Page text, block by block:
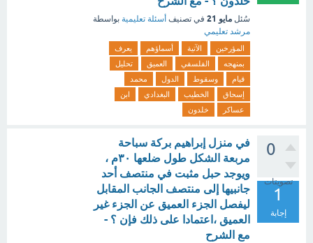
سُئل مايو 21 في تصنيف أسئلة تعليمية بواسطة
مرشد تعليمي
المؤرخين الآتية أسماؤهم
يعرف
بمنهجه
الفلسفي العميق
تحليل
قيام
وسقوط الدول
محمد
إسحاق
الخطيب البغدادي
ابن
عساكر
خلدون
0
تصويتات
1
إجابة
في منزل إبراهيم بركة سباحة
مربعة الشكل طول ضلعها ٣٠م ،
ويوجد حبل مثبت في منتصف أحد
جانبيها إلى منتصف الجانب المقابل
ليفصل الجزء العميق عن الجزء غير
العميق ،اعتمادا على ذلك فإن ؟ -
مع الشرح